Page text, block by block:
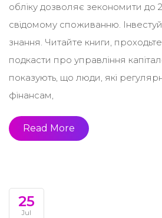
обліку дозволяє зекономити до
свідомому споживанню.
знання. Читайте книги,
подкасти про управління
показують, що люди, які
фінансам,
Read More
25
Jul